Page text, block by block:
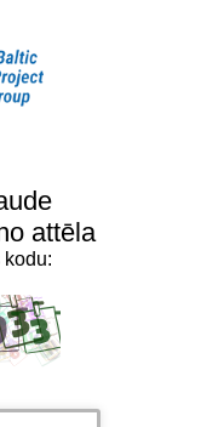
attēla
kodu: